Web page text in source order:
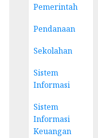
Pemerintah
Pendanaan
Sekolahan
Sistem
Informasi
Sistem
Informasi
Keuangan